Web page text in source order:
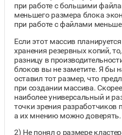
при работе с большими
меньшего размера блока
при работе с файлами
Если этот массив
хранения резервных копий,
разницу в
блоков вы не заметите. Я бы
оставил тот размер, что
при создании массива.
наиболее универсальный и
точки зрения разработчиков
а их мнению можно доверять.
2) Не понял о размере